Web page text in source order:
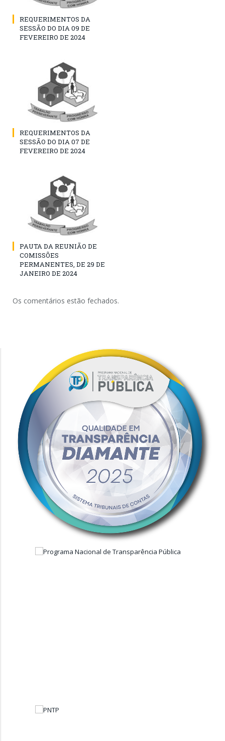
REQUERIMENTOS DA
SESSÃO DO DIA 09 DE
FEVEREIRO DE 2024
REQUERIMENTOS DA
SESSÃO DO DIA 07 DE
FEVEREIRO DE 2024
PAUTA DA REUNIÃO DE
COMISSÕES
PERMANENTES, DE 29 DE
JANEIRO DE 2024
Os comentários estão fechados.